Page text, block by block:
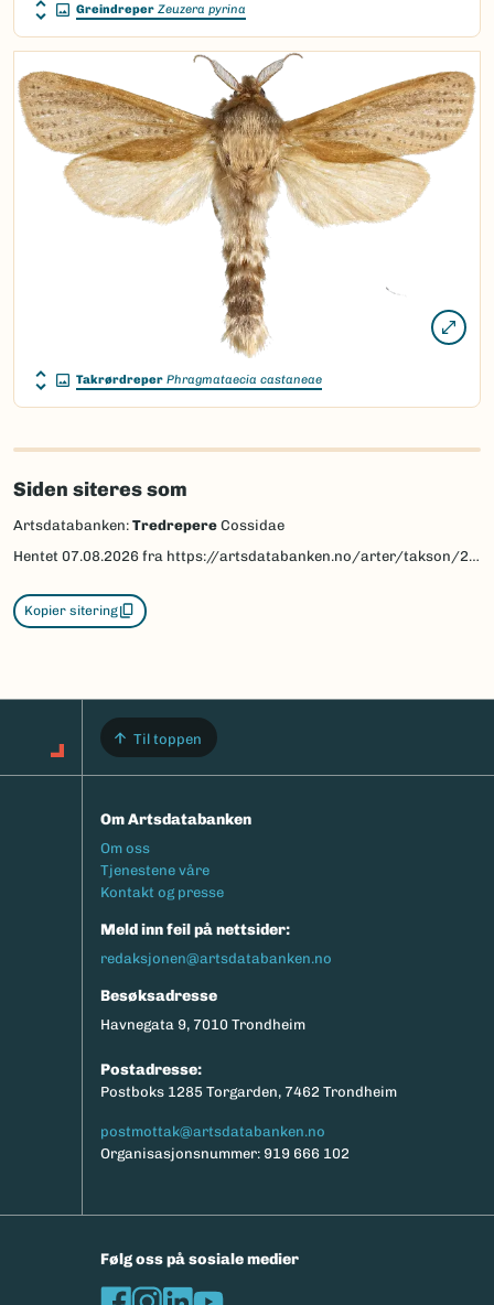
Greindreper Zeuzera pyrina
Takrørdreper Phragmataecia castaneae
Siden siteres som
Artsdatabanken: Tredrepere Cossidae
Hentet 07.08.2026 fra https://artsdatabanken.no/arter/takson/28862
Kopier sitering
Til toppen
Om Artsdatabanken
Footermeny
Om oss
Tjenestene våre
Kontakt og presse
Meld inn feil på nettsider:
redaksjonen@artsdatabanken.no
Besøksadresse
Havnegata 9, 7010 Trondheim
Postadresse:
Postboks 1285 Torgarden, 7462 Trondheim
postmottak@artsdatabanken.no
Organisasjonsnummer: 919 666 102
Følg oss på sosiale medier